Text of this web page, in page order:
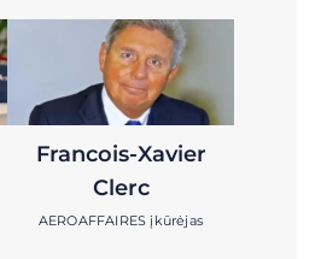
Francois-Xavier
Clerc
AEROAFFAIRES įkūrėjas